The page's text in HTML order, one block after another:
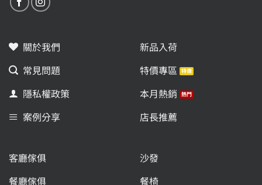
關於我們
常見問題
隱私權政策
案例分享
新品入荷
特價專區
本月熱銷
店長推薦
客廳傢俱
餐廳傢俱
沙發
餐椅